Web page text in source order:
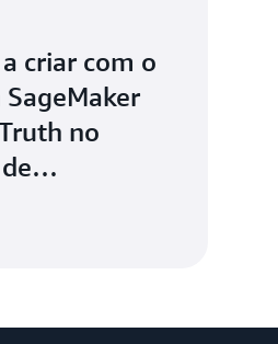
criar com o
no
da